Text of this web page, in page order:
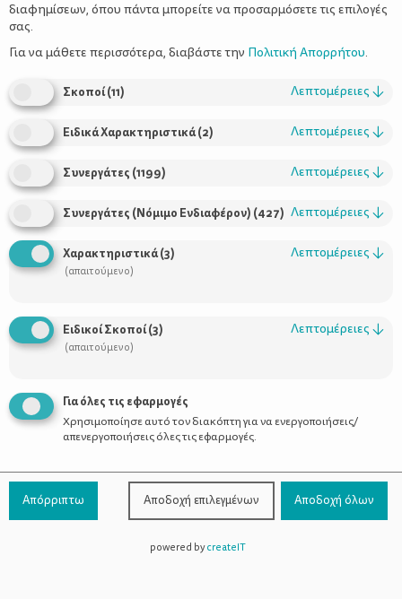
Της Κατερίνας και Κάλης Κιγιτζή
Αν και παλιά πίστευα ότι τα επιτραπέζια παιχνίδια είναι
αναπόσπαστο κομμάτι κάθε οικογένειας, με τον καιρό
συνειδητοποίησα ότι υπάρχουν οικογένειες που δεν παίζουν,
δεν αγοράζουν (για τους ίδιους ή για δώρο) και ποτέ -μα ποτέ-
δεν ενθαρρύνουν τα παιδιά τους να παίξουν επιτραπέζια με
τους φίλους τους. Μπορεί να ακούγομαι υπερβολική, αλλά οι
αναμνήσεις μου από τα παιδικά μου χρόνια μου φέρνουν
Σίγουρη λοιπόν για την αξία των επιτραπέζιων παιχνιδιών -εκ
πείρας- φρόντισα να αγοράσω επιτραπέζια παιχνίδια για την
κόρη μου, κατάλληλα κάθε φορά για την ηλικία της. Πάμε να
διαφημίσεων, όπου πάντα μπορείτε να προσαρμόσετε τις επιλογές
σας.
Για να μάθετε περισσότερα, διαβάστε την Πολιτική Απορρήτου.
Σκοποί(11) Λεπτομέρειες ↓
Ειδικά Χαρακτηριστικά(2) Λεπτομέρειες ↓
Συνεργάτες (1199) Λεπτομέρειες ↓
Συνεργάτες (Νόμιμο Ενδιαφέρον) (427) Λεπτομέρειες ↓
Χαρακτηριστικά(3)
(απαιτούμενο)
Λεπτομέρειες ↓
Ειδικοί Σκοποί(3)
(απαιτούμενο)
Λεπτομέρειες ↓
Για όλες τις εφαρμογές
Χρησιμοποίησε αυτό τον διακόπτη για να ενεργοποιήσεις/
απενεργοποιήσεις όλες τις εφαρμογές.
Απόρριπτω Αποδοχή επιλεγμένων Αποδοχή όλων
powered bycreateIT